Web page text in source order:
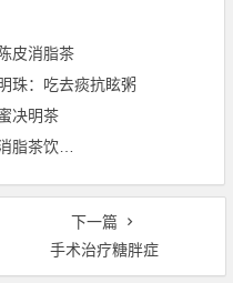
皮消脂茶
珠：吃去痰抗眩粥
决明茶
脂茶饮…
下一篇
手术治疗糖胖症